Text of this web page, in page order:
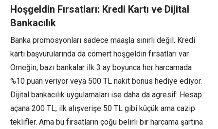
Hoşgeldin Fırsatları: Kredi Kartı ve Dijital
Bankacılık
Banka promosyonları sadece maaşla sınırlı değil. Kredi
kartı başvurularında da cömert hoşgeldin fırsatları var.
Örneğin, bazı bankalar ilk 3 ay boyunca her harcamada
%10 puan veriyor veya 500 TL nakit bonus hediye ediyor.
Dijital bankacılık uygulamaları ise daha da agresif: Hesap
açana 200 TL, ilk alışverişe 50 TL gibi küçük ama cazip
teklifler. Ama bu fırsatların çoğu belirli bir harcama şartına